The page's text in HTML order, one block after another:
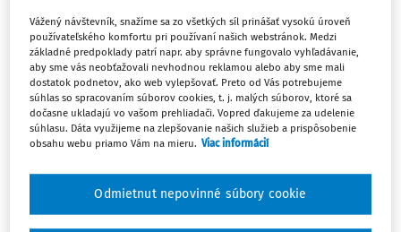
15
Do 15. 10. - Ministerstvo školstva zverejní na
svojom webovom sídle termíny konania
prijímacích skúšok
Môj plán
UDALOSŤ
Môj plán
UDALOSŤ
Vážený návštevník, snažíme sa zo všetkých síl prinášať vysokú úroveň
používateľského komfortu pri používaní našich webstránok. Medzi
základné predpoklady patrí napr. aby správne fungovalo vyhľadávanie,
aby sme vás neobťažovali nevhodnou reklamou alebo aby sme mali
dostatok podnetov, ako web vylepšovať. Preto od Vás potrebujeme
súhlas so spracovaním súborov cookies, t. j. malých súborov, ktoré sa
dočasne ukladajú vo vašom prehliadači. Vopred ďakujeme za udelenie
súhlasu. Dáta využijeme na zlepšovanie našich služieb a prispôsobenie
obsahu webu priamo Vám na mieru. Viac informácií
Odmietnut nepovinné súbory cookie